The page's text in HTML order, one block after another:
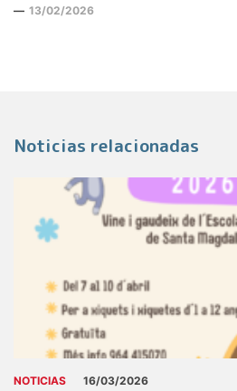
13/02/2026
Noticias relacionadas
NOTICIAS 16/03/2026